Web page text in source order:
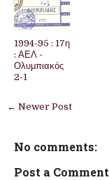
1994-95 : 17η
: ΑΕΛ -
Ολυμπιακός
2-1
← Newer Post
No comments:
Post a Comment